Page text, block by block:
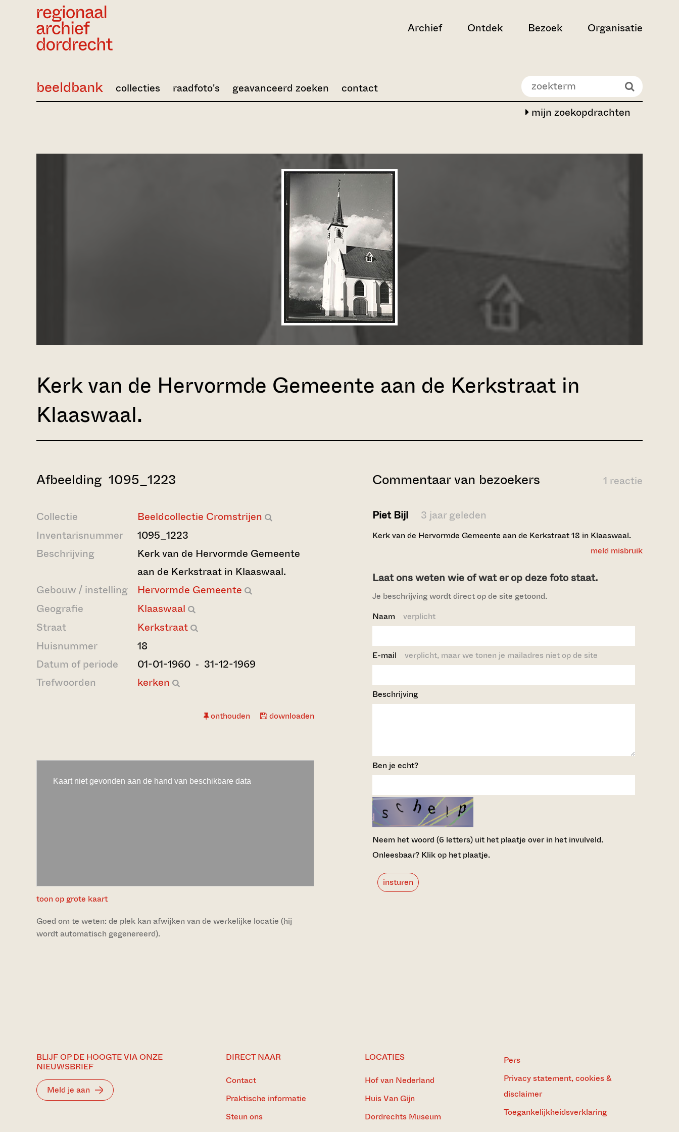
Archief Ontdek Bezoek Organisatie
mijn zoekopdrachten
beeldbank collecties raadfoto's geavanceerd zoeken contact
Kerk van de Hervormde Gemeente aan de Kerkstraat in
Klaaswaal.
Afbeelding 1095_1223
Collectie
Beeldcollectie Cromstrijen
Inventarisnummer
1095_1223
Beschrijving
Kerk van de Hervormde Gemeente
aan de Kerkstraat in Klaaswaal.
Gebouw / instelling
Hervormde Gemeente
Geografie
Klaaswaal
Straat
Kerkstraat
Huisnummer
18
Datum of periode
01-01-1960 ‐ 31-12-1969
Trefwoorden
kerken
onthouden downloaden
toon op grote kaart
Goed om te weten: de plek kan afwijken van de werkelijke locatie (hij
wordt automatisch gegenereerd).
1 reactie
Commentaar van bezoekers
Piet Bijl 3 jaar geleden
Kerk van de Hervormde Gemeente aan de Kerkstraat 18 in Klaaswaal.
meld misbruik
Laat ons weten wie of wat er op deze foto staat.
Je beschrijving wordt direct op de site getoond.
Naam verplicht
E-mail verplicht, maar we tonen je mailadres niet op de site
Beschrijving
Ben je echt?
Neem het woord (6 letters) uit het plaatje over in het invulveld.
Onleesbaar? Klik op het plaatje.
insturen
BLIJF OP DE HOOGTE VIA ONZE
NIEUWSBRIEF
Meld je aan
DIRECT NAAR
Contact
Praktische informatie
Steun ons
LOCATIES
Hof van Nederland
Huis Van Gijn
Dordrechts Museum
Pers
Privacy statement, cookies &
disclaimer
Toegankelijkheidsverklaring